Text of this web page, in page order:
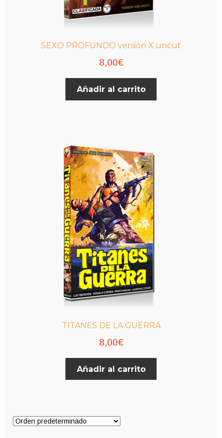
SEXO PROFUNDO versión X uncut
8,00€
Añadir al carrito
TITANES DE LA GUERRA
8,00€
Añadir al carrito